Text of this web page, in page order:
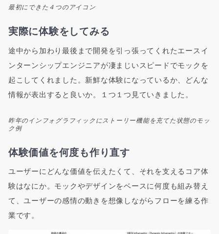
最初にできた４つのアイコン
実際に体験をしてみる
途中から加わり最後まで開発を引っ張ってくれたエースイ
ンターンシップエンジニアが凄まじいスピードでモックを
起こしてくれました。新鮮な体験になっているか、どんな
情報が表出すると良いか。１つ１つ見ていきました。
昨年のインフォグラフィックにストーリー機能を充てた状態のモッ
ク例
体験価値を何度も作り直す
ユーザーにどんな価値を伝えたくて、それを支えるコア体
験はなにか。モックやデザインをベースに何度も組み替え
て、ユーザーの感情の動きを想像しながらフローを練る作
業です。